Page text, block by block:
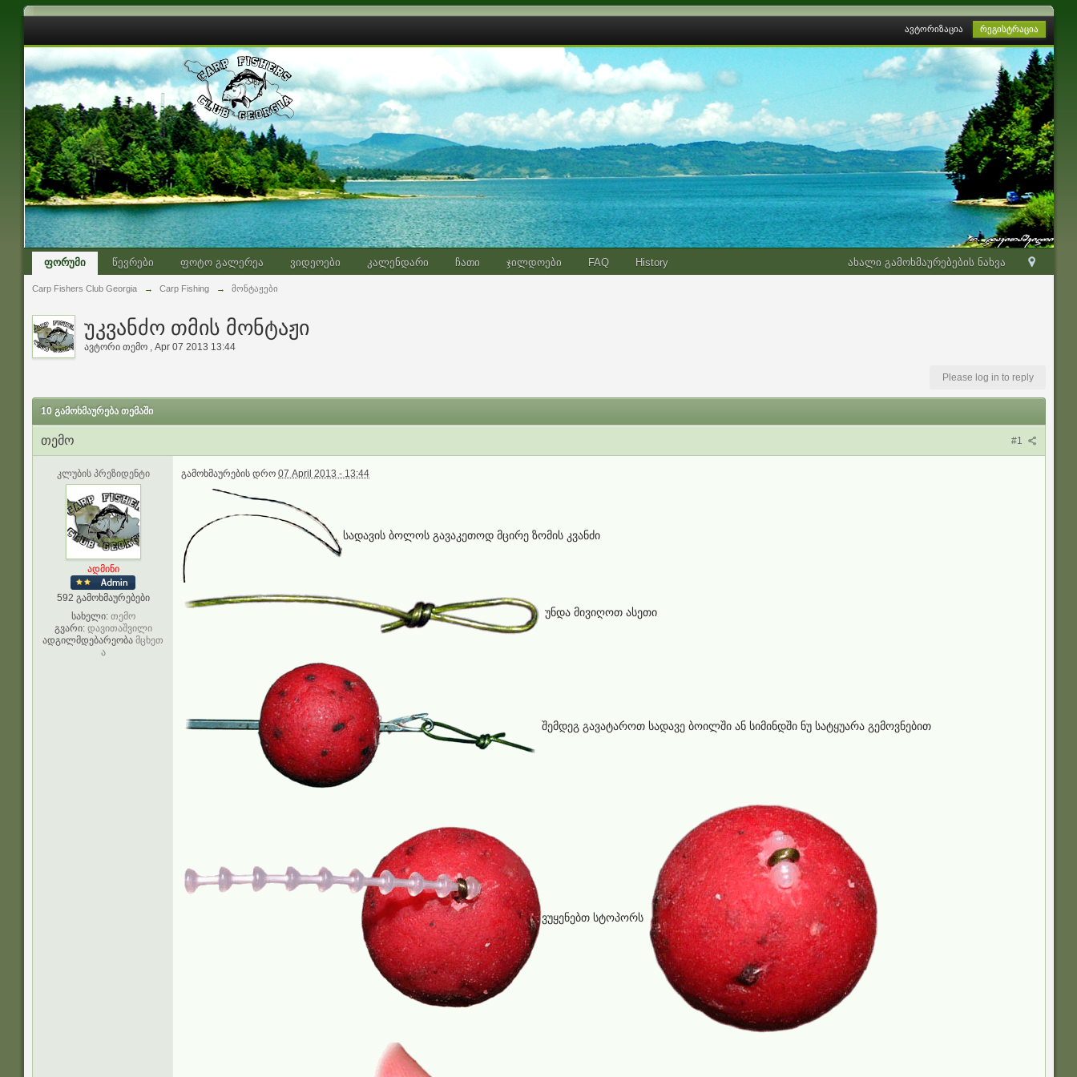
ავტორიზაცია რეგისტრაცია
ახალი გამოხმაურებების ნახვა
ფორუმი წევრები ფოტო გალერეა ვიდეოები კალენდარი ჩათი ჯილდოები FAQ History
Carp Fishers Club Georgia → Carp Fishing → მონტაჟები
უკვანძო თმის მონტაჟი
ავტორი თემო , Apr 07 2013 13:44
Please log in to reply
10 გამოხმაურება თემაში
#1
თემო
კლუბის პრეზიდენტი
ადმინი
592 გამოხმაურებები
სახელი: თემო
გვარი: დავითაშვილი
ადგილმდებარეობა მცხეთ
ა
გამოხმაურების დრო 07 April 2013 - 13:44
სადავის ბოლოს გავაკეთოდ მცირე ზომის კვანძი
უნდა მივიღოთ ასეთი
შემდეგ გავატაროთ სადავე ბოილში ან სიმინდში ნუ სატყუარა გემოვნებით
ვუყენებთ სტოპორს